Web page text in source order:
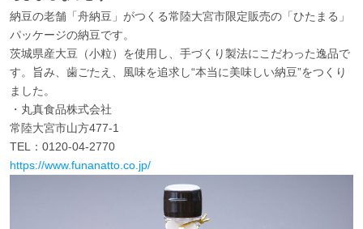
納豆の老舗「舟納豆」がつくる常陸大宮市限定販売の「ひたまる」
パッケージの納豆です。
茨城県産大豆（小粒）を使用し、手づくり製法にこだわった逸品で
す。旨み、歯ごたえ、風味を追求し“本当に美味しい納豆”をつくり
ました。
・丸真食品株式会社
常陸大宮市山方477-1
TEL：0120-04-2770
https://www.funanatto.co.jp/